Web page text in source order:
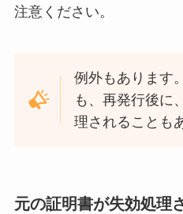
注意ください。
例外もあります
も、再発行後に
理されることも
元の証明書が失効処理